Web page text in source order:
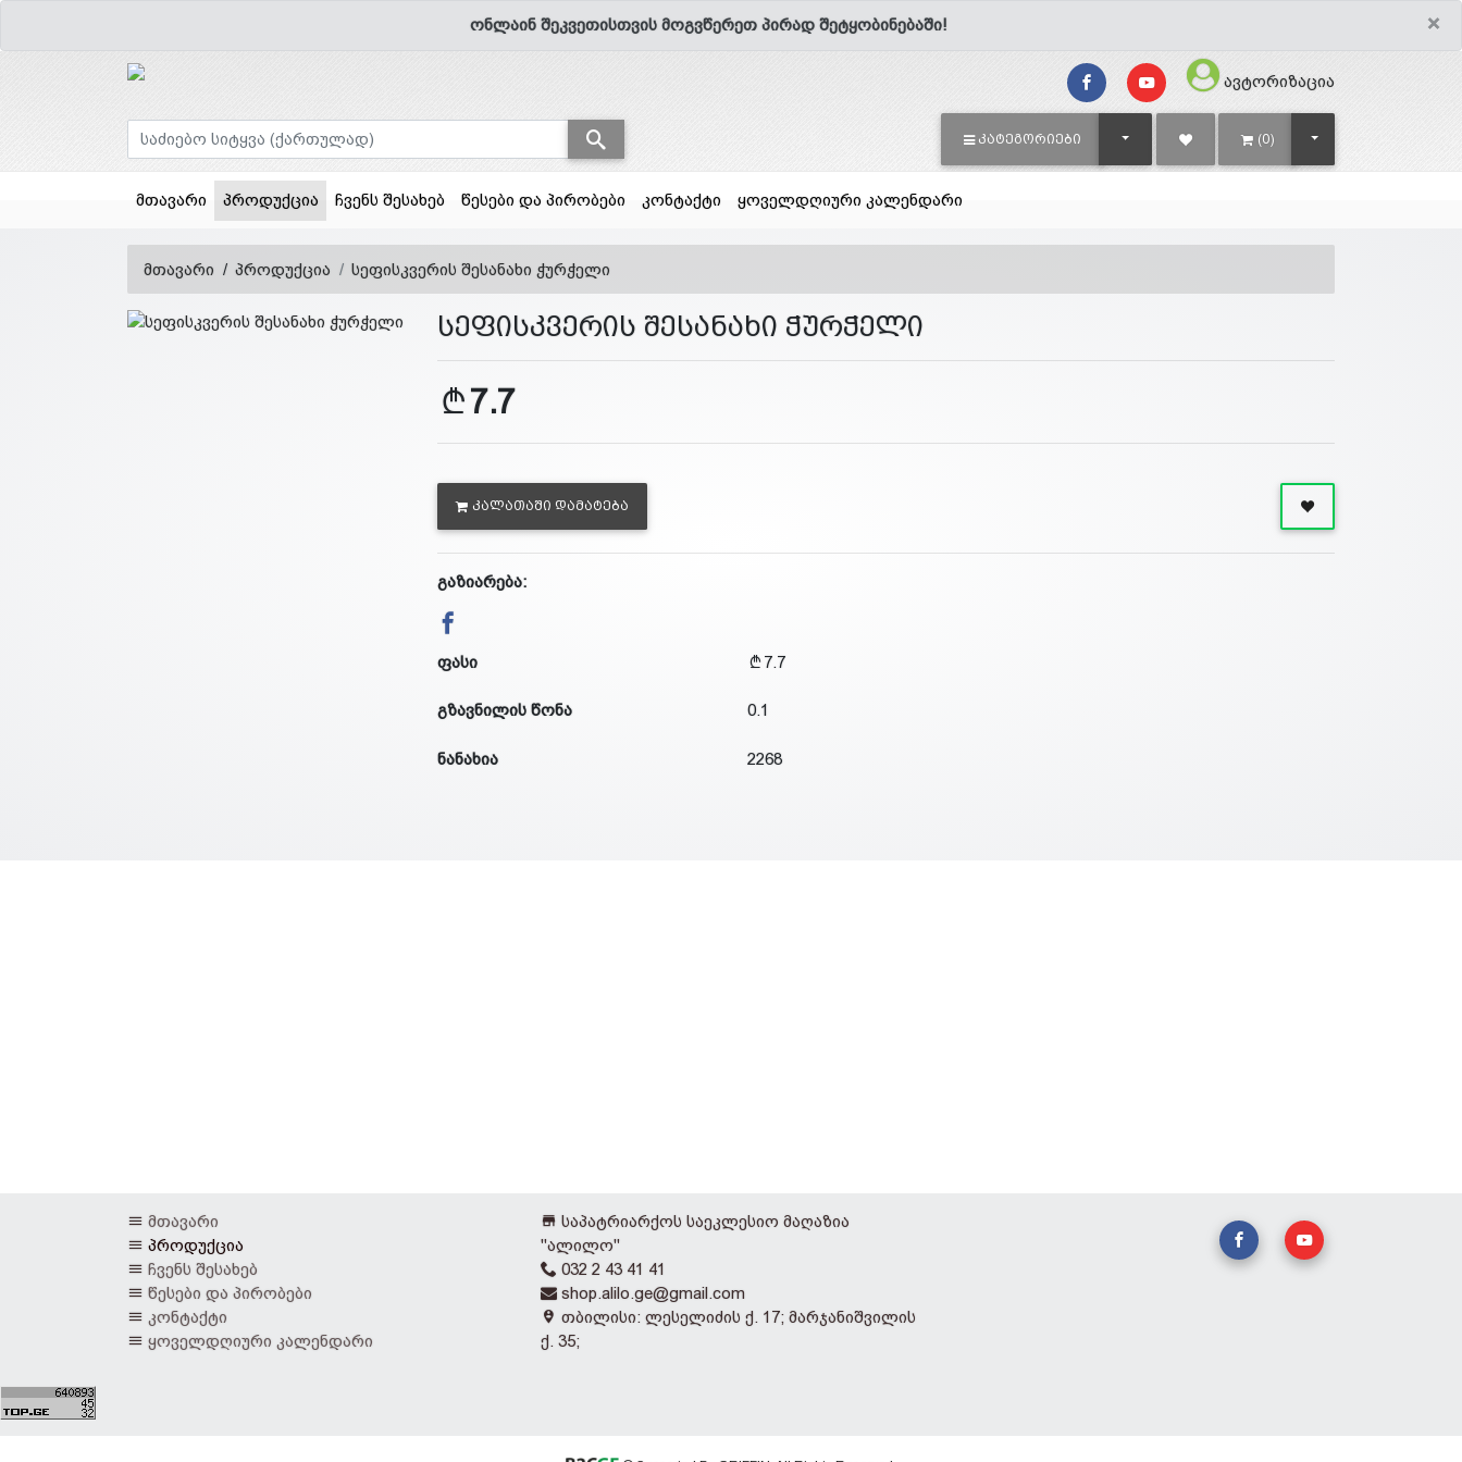
×
ონლაინ შეკვეთისთვის მოგვწერეთ პირად შეტყობინებაში!
ავტორიზაცია
ᲙᲐᲢᲔᲒᲝᲠᲘᲔᲑᲘ TOGGLE DROPDOWN(0) TOGGLE DROPDOWN
მთავარი პროდუქცია(current)
ჩვენს შესახებ წესები და პირობები კონტაქტი ყოველდღიური კალენდარი
მთავარი პროდუქცია სეფისკვერის შესანახი ჭურჭელი
სეფისკვერის შესანახი ჭურჭელი
7.7
ᲙᲐᲚᲐᲗᲐᲨᲘ ᲓᲐᲛᲐᲢᲔᲑᲐ
გაზიარება:
ფასი 7.7
გზავნილის წონა 0.1
ნანახია 2268
მთავარი
პროდუქცია
ჩვენს შესახებ
წესები და პირობები
კონტაქტი
ყოველდღიური კალენდარი
საპატრიარქოს საეკლესიო მაღაზია
"ალილო"
032 2 43 41 41
shop.alilo.ge@gmail.com
თბილისი: ლესელიძის ქ. 17; მარჯანიშვილის
ქ. 35;